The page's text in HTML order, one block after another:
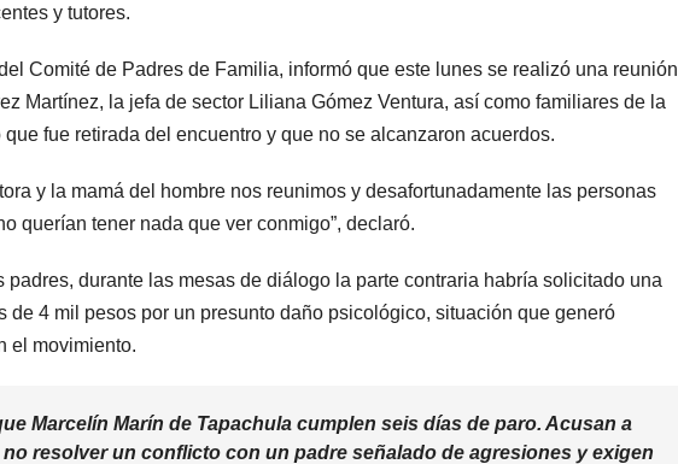
y tutores.
Comité de Padres de Familia, informó que este lunes se realizó una reunión
Martínez, la jefa de sector Liliana Gómez Ventura, así como familiares de la
fue retirada del encuentro y que no se alcanzaron acuerdos.
y la mamá del hombre nos reunimos y desafortunadamente las personas
querían tener nada que ver conmigo”, declaró.
padres, durante las mesas de diálogo la parte contraria habría solicitado una
de 4 mil pesos por un presunto daño psicológico, situación que generó
el movimiento.
Marcelín Marín de Tapachula cumplen seis días de paro. Acusan a
resolver un conflicto con un padre señalado de agresiones y exigen